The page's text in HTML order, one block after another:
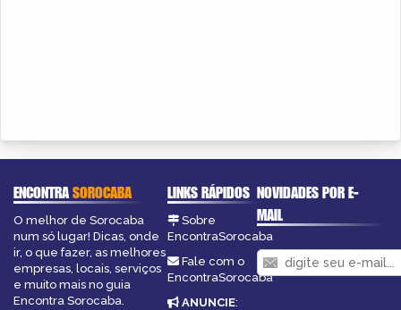
ENCONTRASOROCABA
O melhor de Sorocaba
num só lugar! Dicas, onde
ir, o que fazer, as melhores
empresas, locais, serviços
e muito mais no guia
Encontra Sorocaba.
LINKS RÁPIDOS
Sobre
EncontraSorocaba
Fale com o
EncontraSorocaba
ANUNCIE:
NOVIDADES POR E-
MAIL